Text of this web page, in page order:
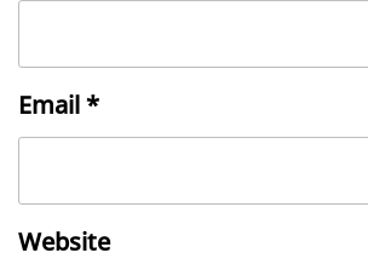
Email*
Website